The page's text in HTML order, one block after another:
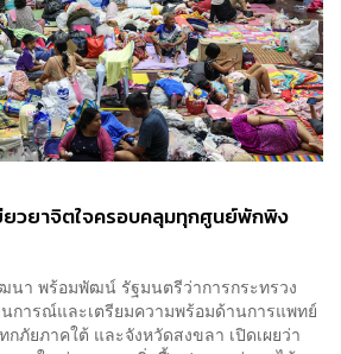
ยวยาจิตใจครอบคลุมทุกศูนย์พักพิง
นา พร้อมพัฒน์ รัฐมนตรีว่าการกระทรวง
ารณ์และเตรียมความพร้อมด้านการแพทย์
ภัยภาคใต้ และจังหวัดสงขลา เปิดเผยว่า